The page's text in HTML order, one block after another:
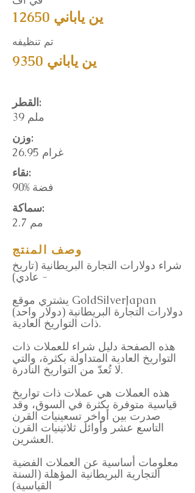
12650 ين ياباني
تم تنظيفه
9350 ين ياباني
القطر:
39 ملم
وزن:
26.95 غرام
نقاء:
90% فضة
سماكة:
2.7 مم
وصف المنتج
شراء دولارات التجارة البريطانية (تاريخ
عادي) -
يشتري موقع GoldSilverJapan
دولارات التجارة البريطانية (دولار واحد)
ذات التواريخ العادية.
هذه الصفحة دليل شراء للعملات ذات
التواريخ العادية المتداولة بكثرة، والتي
لا تُعدّ من التواريخ النادرة.
هذه العملات هي عملات ذات تواريخ
قياسية متوفرة بكثرة في السوق، وقد
صدرت بين أواخر تسعينيات القرن
التاسع عشر وأوائل ثلاثينيات القرن
العشرين.
معلومات أساسية عن العملات الفضية
التجارية البريطانية المؤهلة (السنة
القياسية)